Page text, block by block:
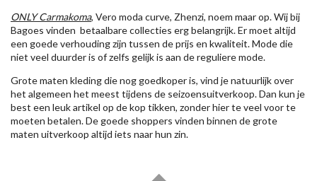
ONLY Carmakoma, Vero moda curve, Zhenzi, noem maar op. Wij bij
Bagoes vinden betaalbare collecties erg belangrijk. Er moet altijd
een goede verhouding zijn tussen de prijs en kwaliteit. Mode die
niet veel duurder is of zelfs gelijk is aan de reguliere mode.
Grote maten kleding die nog goedkoper is, vind je natuurlijk over
het algemeen het meest tijdens de seizoensuitverkoop. Dan kun je
best een leuk artikel op de kop tikken, zonder hier te veel voor te
moeten betalen. De goede shoppers vinden binnen de grote
maten uitverkoop altijd iets naar hun zin.